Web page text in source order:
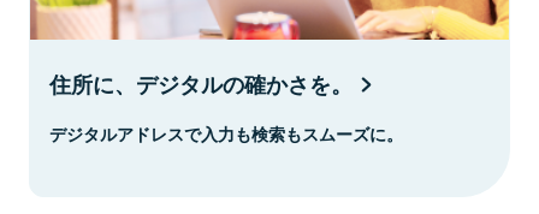
住所に、デジタルの確かさを。
デジタルアドレスで入力も検索もスムーズに。